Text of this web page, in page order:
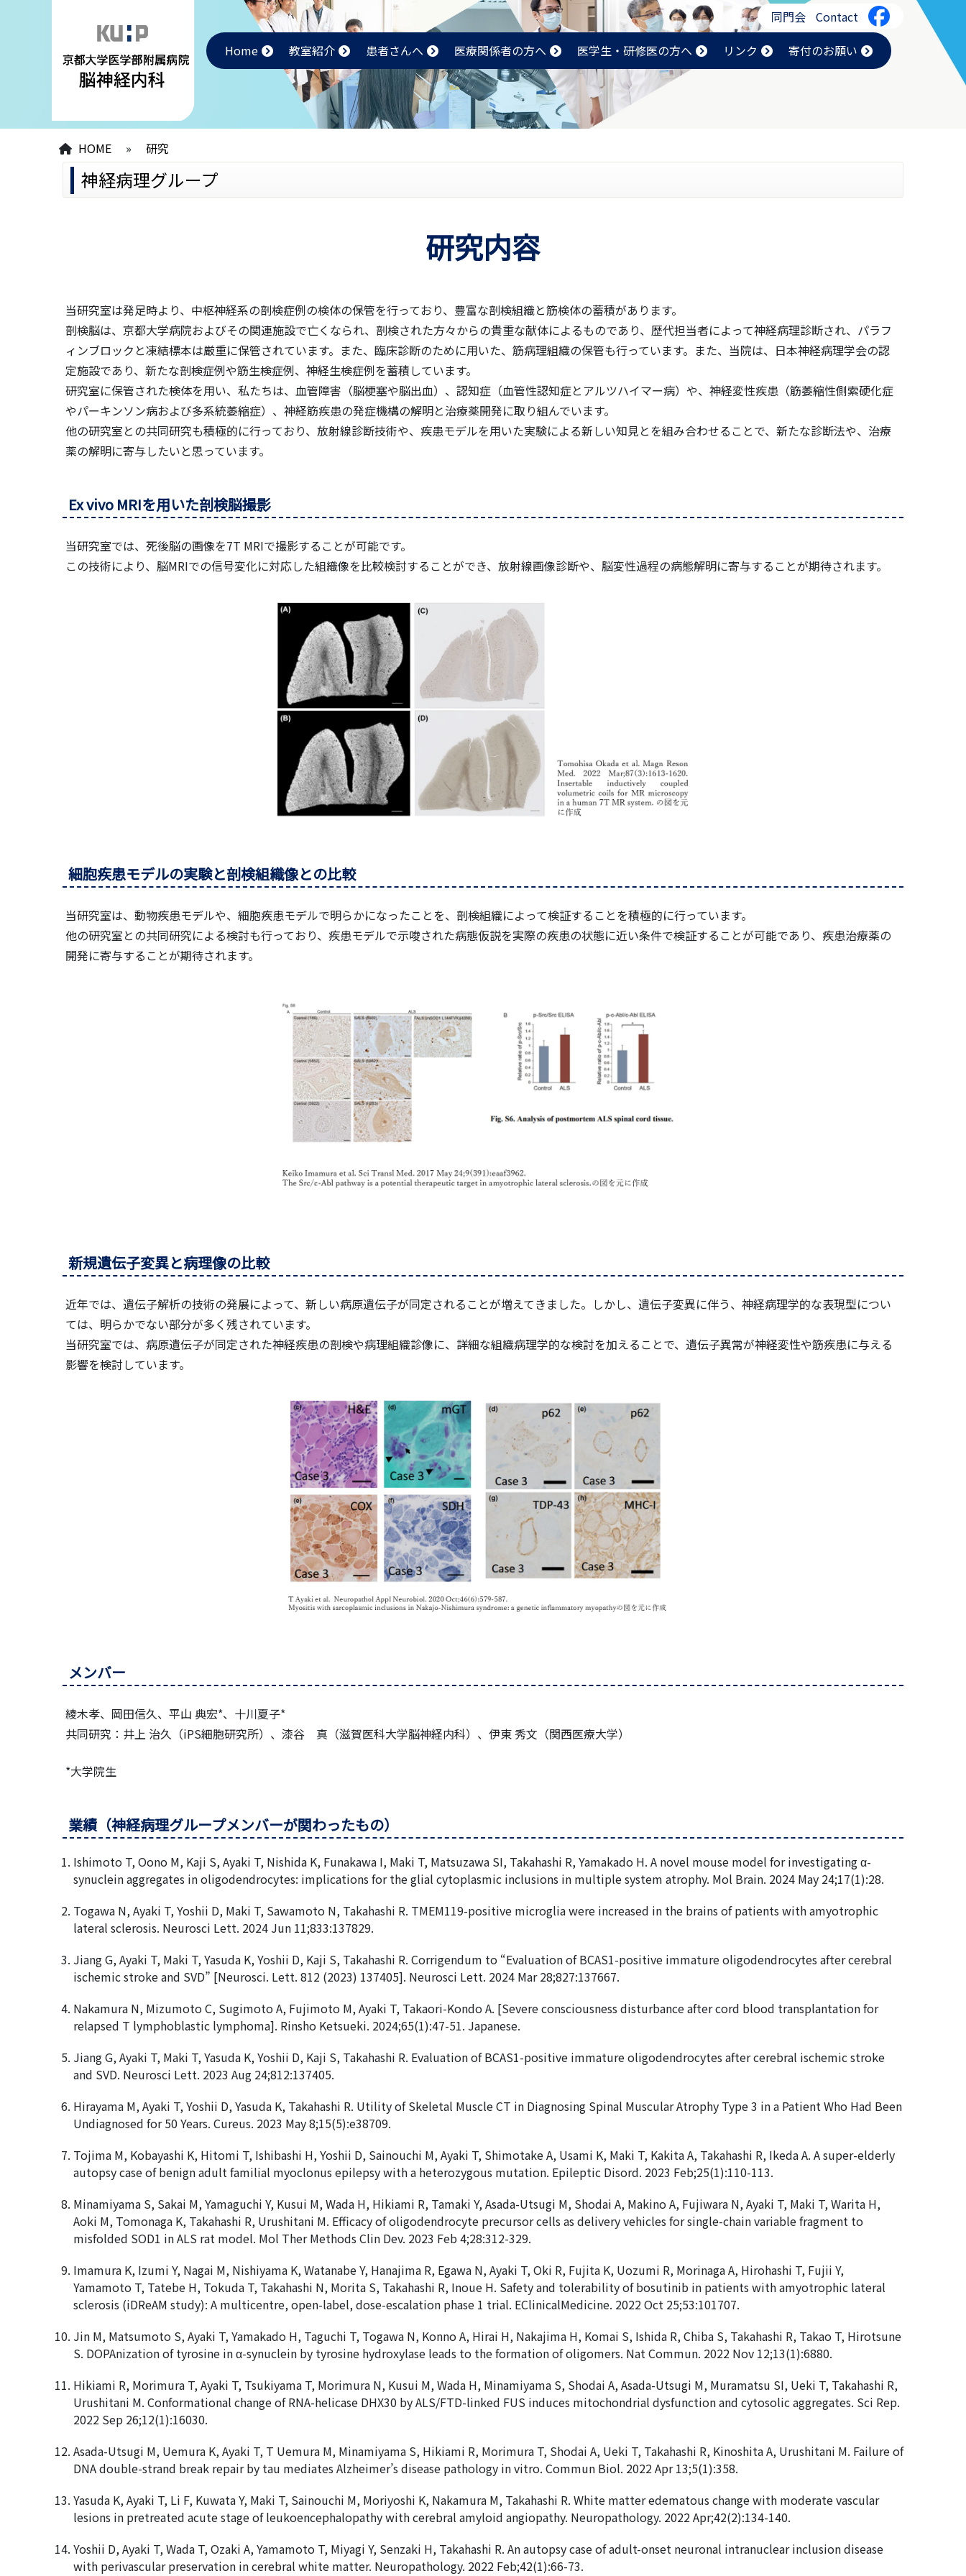
同門会 Contact
Home
教室紹介 患者さんへ 医療関係者の方へ 医学生・研修医の方へ リンク 寄付のお願い
HOME » 研究
神経病理グループ
研究内容
当研究室は発足時より、中枢神経系の剖検症例の検体の保管を行っており、豊富な剖検組織と筋検体の蓄積があります。
剖検脳は、京都大学病院およびその関連施設で亡くなられ、剖検された方々からの貴重な献体によるものであり、歴代担当者によって神経病理診断され、パラフ
ィンブロックと凍結標本は厳重に保管されています。また、臨床診断のために用いた、筋病理組織の保管も行っています。また、当院は、日本神経病理学会の認
定施設であり、新たな剖検症例や筋生検症例、神経生検症例を蓄積しています。
研究室に保管された検体を用い、私たちは、血管障害（脳梗塞や脳出血）、認知症（血管性認知症とアルツハイマー病）や、神経変性疾患（筋萎縮性側索硬化症
やパーキンソン病および多系統萎縮症）、神経筋疾患の発症機構の解明と治療薬開発に取り組んでいます。
他の研究室との共同研究も積極的に行っており、放射線診断技術や、疾患モデルを用いた実験による新しい知見とを組み合わせることで、新たな診断法や、治療
薬の解明に寄与したいと思っています。
Ex vivo MRIを用いた剖検脳撮影
当研究室では、死後脳の画像を7T MRIで撮影することが可能です。
この技術により、脳MRIでの信号変化に対応した組織像を比較検討することができ、放射線画像診断や、脳変性過程の病態解明に寄与することが期待されます。
細胞疾患モデルの実験と剖検組織像との比較
当研究室は、動物疾患モデルや、細胞疾患モデルで明らかになったことを、剖検組織によって検証することを積極的に行っています。
他の研究室との共同研究による検討も行っており、疾患モデルで示唆された病態仮説を実際の疾患の状態に近い条件で検証することが可能であり、疾患治療薬の
開発に寄与することが期待されます。
新規遺伝子変異と病理像の比較
近年では、遺伝子解析の技術の発展によって、新しい病原遺伝子が同定されることが増えてきました。しかし、遺伝子変異に伴う、神経病理学的な表現型につい
ては、明らかでない部分が多く残されています。
当研究室では、病原遺伝子が同定された神経疾患の剖検や病理組織診像に、詳細な組織病理学的な検討を加えることで、遺伝子異常が神経変性や筋疾患に与える
影響を検討しています。
メンバー
綾木孝、岡田信久、平山 典宏*、十川夏子*
共同研究：井上 治久（iPS細胞研究所）、漆谷 真（滋賀医科大学脳神経内科）、伊東 秀文（関西医療大学）
*大学院生
業績（神経病理グループメンバーが関わったもの）
Ishimoto T, Oono M, Kaji S, Ayaki T, Nishida K, Funakawa I, Maki T, Matsuzawa SI, Takahashi R, Yamakado H. A novel mouse model for investigating α-
synuclein aggregates in oligodendrocytes: implications for the glial cytoplasmic inclusions in multiple system atrophy. Mol Brain. 2024 May 24;17(1):28.
Togawa N, Ayaki T, Yoshii D, Maki T, Sawamoto N, Takahashi R. TMEM119-positive microglia were increased in the brains of patients with amyotrophic
lateral sclerosis. Neurosci Lett. 2024 Jun 11;833:137829.
Jiang G, Ayaki T, Maki T, Yasuda K, Yoshii D, Kaji S, Takahashi R. Corrigendum to “Evaluation of BCAS1-positive immature oligodendrocytes after cerebral
ischemic stroke and SVD” [Neurosci. Lett. 812 (2023) 137405]. Neurosci Lett. 2024 Mar 28;827:137667.
Nakamura N, Mizumoto C, Sugimoto A, Fujimoto M, Ayaki T, Takaori-Kondo A. [Severe consciousness disturbance after cord blood transplantation for
relapsed T lymphoblastic lymphoma]. Rinsho Ketsueki. 2024;65(1):47-51. Japanese.
Jiang G, Ayaki T, Maki T, Yasuda K, Yoshii D, Kaji S, Takahashi R. Evaluation of BCAS1-positive immature oligodendrocytes after cerebral ischemic stroke
and SVD. Neurosci Lett. 2023 Aug 24;812:137405.
Hirayama M, Ayaki T, Yoshii D, Yasuda K, Takahashi R. Utility of Skeletal Muscle CT in Diagnosing Spinal Muscular Atrophy Type 3 in a Patient Who Had Been
Undiagnosed for 50 Years. Cureus. 2023 May 8;15(5):e38709.
Tojima M, Kobayashi K, Hitomi T, Ishibashi H, Yoshii D, Sainouchi M, Ayaki T, Shimotake A, Usami K, Maki T, Kakita A, Takahashi R, Ikeda A. A super-elderly
autopsy case of benign adult familial myoclonus epilepsy with a heterozygous mutation. Epileptic Disord. 2023 Feb;25(1):110-113.
Minamiyama S, Sakai M, Yamaguchi Y, Kusui M, Wada H, Hikiami R, Tamaki Y, Asada-Utsugi M, Shodai A, Makino A, Fujiwara N, Ayaki T, Maki T, Warita H,
Aoki M, Tomonaga K, Takahashi R, Urushitani M. Efficacy of oligodendrocyte precursor cells as delivery vehicles for single-chain variable fragment to
misfolded SOD1 in ALS rat model. Mol Ther Methods Clin Dev. 2023 Feb 4;28:312-329.
Imamura K, Izumi Y, Nagai M, Nishiyama K, Watanabe Y, Hanajima R, Egawa N, Ayaki T, Oki R, Fujita K, Uozumi R, Morinaga A, Hirohashi T, Fujii Y,
Yamamoto T, Tatebe H, Tokuda T, Takahashi N, Morita S, Takahashi R, Inoue H. Safety and tolerability of bosutinib in patients with amyotrophic lateral
sclerosis (iDReAM study): A multicentre, open-label, dose-escalation phase 1 trial. EClinicalMedicine. 2022 Oct 25;53:101707.
Jin M, Matsumoto S, Ayaki T, Yamakado H, Taguchi T, Togawa N, Konno A, Hirai H, Nakajima H, Komai S, Ishida R, Chiba S, Takahashi R, Takao T, Hirotsune
S. DOPAnization of tyrosine in α-synuclein by tyrosine hydroxylase leads to the formation of oligomers. Nat Commun. 2022 Nov 12;13(1):6880.
Hikiami R, Morimura T, Ayaki T, Tsukiyama T, Morimura N, Kusui M, Wada H, Minamiyama S, Shodai A, Asada-Utsugi M, Muramatsu SI, Ueki T, Takahashi R,
Urushitani M. Conformational change of RNA-helicase DHX30 by ALS/FTD-linked FUS induces mitochondrial dysfunction and cytosolic aggregates. Sci Rep.
2022 Sep 26;12(1):16030.
Asada-Utsugi M, Uemura K, Ayaki T, T Uemura M, Minamiyama S, Hikiami R, Morimura T, Shodai A, Ueki T, Takahashi R, Kinoshita A, Urushitani M. Failure of
DNA double-strand break repair by tau mediates Alzheimer’s disease pathology in vitro. Commun Biol. 2022 Apr 13;5(1):358.
Yasuda K, Ayaki T, Li F, Kuwata Y, Maki T, Sainouchi M, Moriyoshi K, Nakamura M, Takahashi R. White matter edematous change with moderate vascular
lesions in pretreated acute stage of leukoencephalopathy with cerebral amyloid angiopathy. Neuropathology. 2022 Apr;42(2):134-140.
Yoshii D, Ayaki T, Wada T, Ozaki A, Yamamoto T, Miyagi Y, Senzaki H, Takahashi R. An autopsy case of adult-onset neuronal intranuclear inclusion disease
with perivascular preservation in cerebral white matter. Neuropathology. 2022 Feb;42(1):66-73.